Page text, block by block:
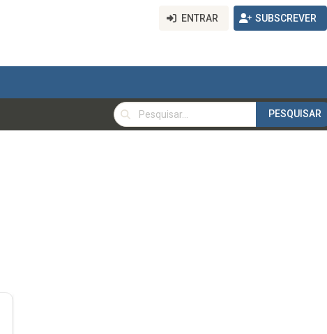
ENTRAR SUBSCREVER
PESQUISAR
PESQUISAR